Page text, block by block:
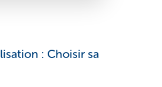
: Choisir sa